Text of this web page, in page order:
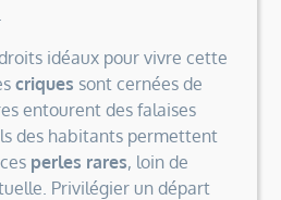
idéaux pour vivre cette
criques sont cernées de
entourent des falaises
des habitants permettent
perles rares, loin de
Privilégier un départ